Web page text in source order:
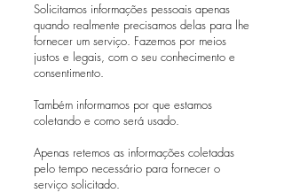
Solicitamos informações pessoais apenas
quando realmente precisamos delas para lhe
fornecer um serviço. Fazemos por meios
justos e legais, com o seu conhecimento e
consentimento.
Também informamos por que estamos
coletando e como será usado.
Apenas retemos as informações coletadas
pelo tempo necessário para fornecer o
serviço solicitado.